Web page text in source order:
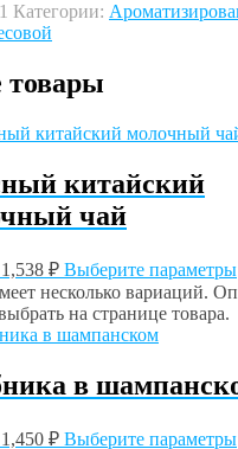
Категории:
товары
китайский
чай
1,538 ₽ Выберите параметры
несколько вариаций.
на странице товара.
в
1,450 ₽ Выберите параметры